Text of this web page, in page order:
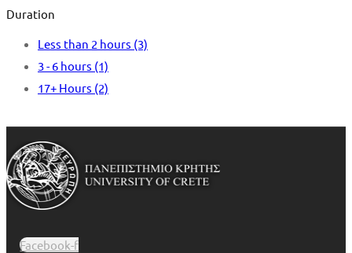
Duration
Less than 2 hours (3)
3 - 6 hours (1)
17+ Hours (2)
Facebook-f